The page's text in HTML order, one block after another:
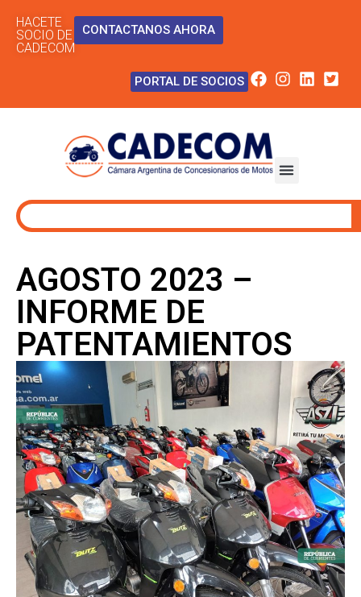
HACETE
SOCIO DE
CADECOM
CONTACTANOS AHORA
PORTAL DE SOCIOS
AGOSTO 2023 –
INFORME DE
PATENTAMIENTOS